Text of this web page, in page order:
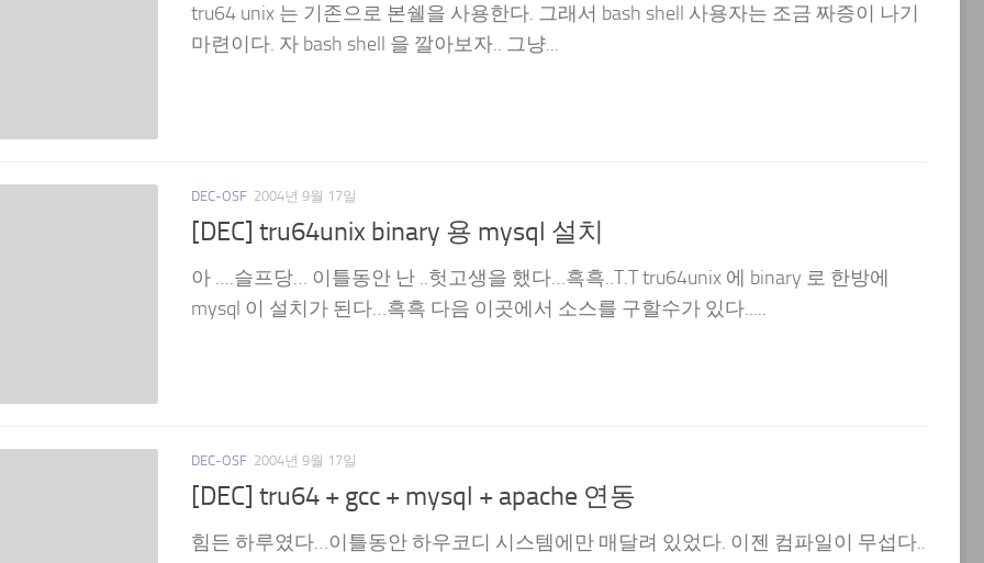
tru64 unix 는 기존으로 본쉘을 사용한다. 그래서 bash shell 사용자는 조금 짜증이 나기
마련이다. 자 bash shell 을 깔아보자.. 그냥...
DEC-OSF 2004년 9월 17일
[DEC] tru64unix binary 용 mysql 설치
아 ….슬프당… 이틀동안 난 ..헛고생을 했다…흑흑..T.T tru64unix 에 binary 로 한방에
mysql 이 설치가 된다…흑흑 다음 이곳에서 소스를 구할수가 있다.....
DEC-OSF 2004년 9월 17일
[DEC] tru64 + gcc + mysql + apache 연동
힘든 하루였다…이틀동안 하우코디 시스템에만 매달려 있었다. 이젠 컴파일이 무섭다..